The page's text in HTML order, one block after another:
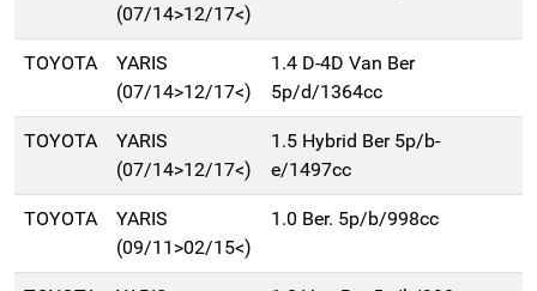
(07/14>12/17<)
TOYOTA
YARIS
(07/14>12/17<)
1.4 D-4D Van Ber
5p/d/1364cc
TOYOTA
YARIS
(07/14>12/17<)
1.5 Hybrid Ber 5p/b-
e/1497cc
TOYOTA
YARIS
(09/11>02/15<)
1.0 Ber. 5p/b/998cc